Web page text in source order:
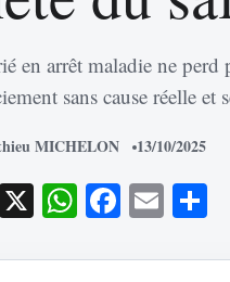
en arrêt maladie ne perd
sans cause réelle et
MICHELON 13/10/2025
X WhatsApp
Email